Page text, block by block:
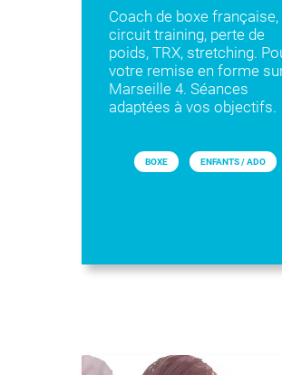
Coach de boxe française,
circuit training, perte de
poids, TRX, stretching.
votre remise en forme
Marseille 4. Séances
adaptées à vos objectifs.
BOXE ENFANTS / ADO